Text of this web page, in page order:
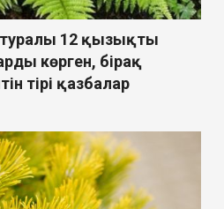
12 қызықты
көрген, бірақ
тірі қазбалар